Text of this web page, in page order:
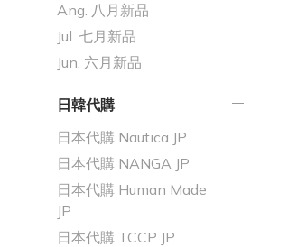
Ang. 八月新品
Jul. 七月新品
Jun. 六月新品
日韓代購
日本代購 Nautica JP
日本代購 NANGA JP
日本代購 Human Made
JP
日本代購 TCCP JP